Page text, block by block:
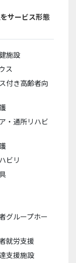
サービス形態
施設
ス
付き高齢者向
・通所リハビ
ビリ
グループホー
就労支援
支援施設